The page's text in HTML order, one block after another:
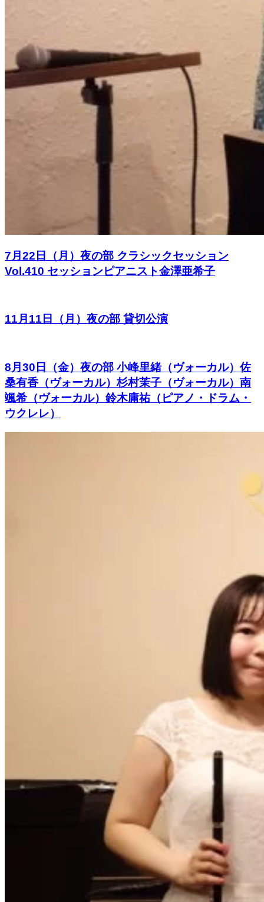
7月22日（月）夜の部 クラシックセッション
Vol.410 セッションピアニスト金澤亜希子
11月11日（月）夜の部 貸切公演
8月30日（金）夜の部 小峰里緒（ヴォーカル）佐
桑有香（ヴォーカル）杉村茉子（ヴォーカル）南
颯希（ヴォーカル）鈴木庸祐（ピアノ・ドラム・
ウクレレ）